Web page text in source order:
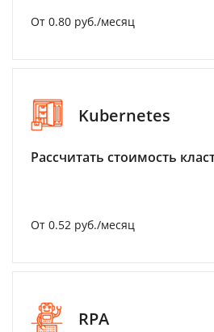
От 0.80 руб./месяц
Kubernetes
Рассчитать стоимость
От 0.52 руб./месяц
RPA